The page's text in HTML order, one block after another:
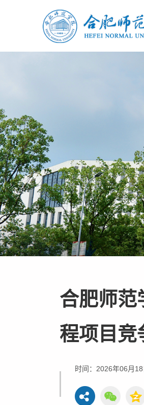
合肥师范
程项目竞
时间：2026年06月